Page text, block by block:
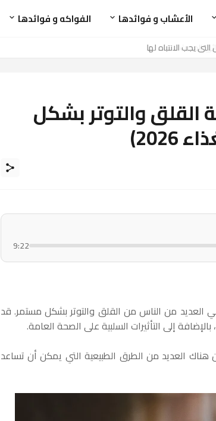
الأعشاب و فوائدها الفواكه و فوائدها
والتوتر بشكل
9:22
العديد من الناس من القلق والتوتر بشكل مستمر. قد
إلى التأثيرات السلبية على الصحة العامة.
هناك العديد من الطرق الطبيعية التي يمكن أن تساعد